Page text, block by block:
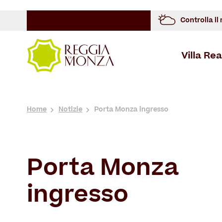
Controlla il
Villa
Home
Notizie Porta Monza ingresso
Porta Monza
ingresso